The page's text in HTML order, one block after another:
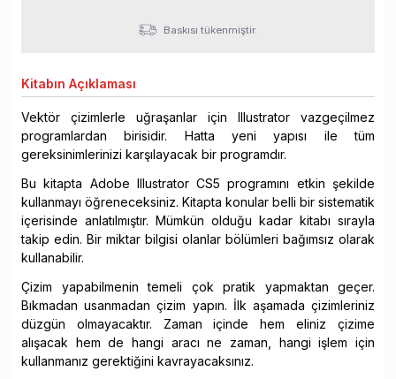
Baskısı tükenmiştir.
Kitabın Açıklaması
Vektör çizimlerle uğraşanlar için Illustrator vazgeçilmez
programlardan birisidir. Hatta yeni yapısı ile tüm
gereksinimlerinizi karşılayacak bir programdır.
Bu kitapta Adobe Illustrator CS5 programını etkin şekilde
kullanmayı öğreneceksiniz. Kitapta konular belli bir sistematik
içerisinde anlatılmıştır. Mümkün olduğu kadar kitabı sırayla
takip edin. Bir miktar bilgisi olanlar bölümleri bağımsız olarak
kullanabilir.
Çizim yapabilmenin temeli çok pratik yapmaktan geçer.
Bıkmadan usanmadan çizim yapın. İlk aşamada çizimleriniz
düzgün olmayacaktır. Zaman içinde hem eliniz çizime
alışacak hem de hangi aracı ne zaman, hangi işlem için
kullanmanız gerektiğini kavrayacaksınız.